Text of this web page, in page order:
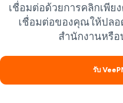
เชื่อมต่อด้วยการคลิกเพีย
เชื่อมต่อของคุณให้ปล
สำนักงานหรื
รับ